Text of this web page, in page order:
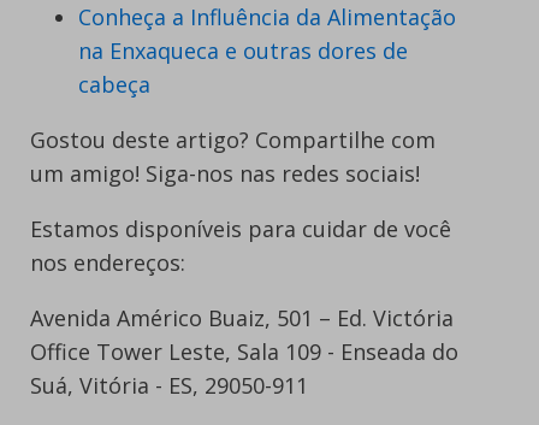
Conheça a Influência da Alimentação
na Enxaqueca e outras dores de
cabeça
Gostou deste artigo? Compartilhe com
um amigo! Siga-nos nas redes sociais!
Estamos disponíveis para cuidar de você
nos endereços:
Avenida Américo Buaiz, 501 – Ed. Victória
Office Tower Leste, Sala 109 - Enseada do
Suá, Vitória - ES, 29050-911